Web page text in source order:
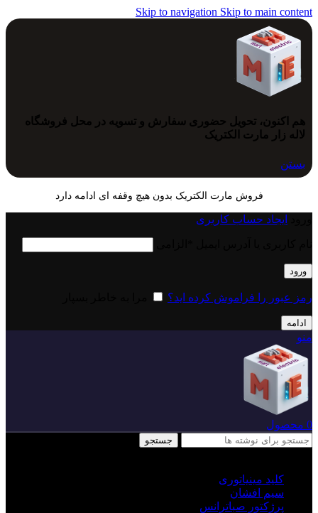
Skip to navigation Skip to main content
هم اکنون، تحویل حضوری سفارش و تسویه در محل فروشگاه
لاله زار مارت الکتریک
بستن
فروش مارت الکتریک بدون هیچ وقفه ای ادامه دارد
ایجاد حساب کاربری
ورود
رمز عبور را فراموش کرده اید؟
ادامه
منو
0 محصول
جستجو
کلید مینیاتوری
سیم افشان
پرژکتور صباترانس